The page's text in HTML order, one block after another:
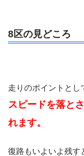
8区の見どころ
走りのポイントとし
スピードを落と
れます。
復路もいよいよ残す